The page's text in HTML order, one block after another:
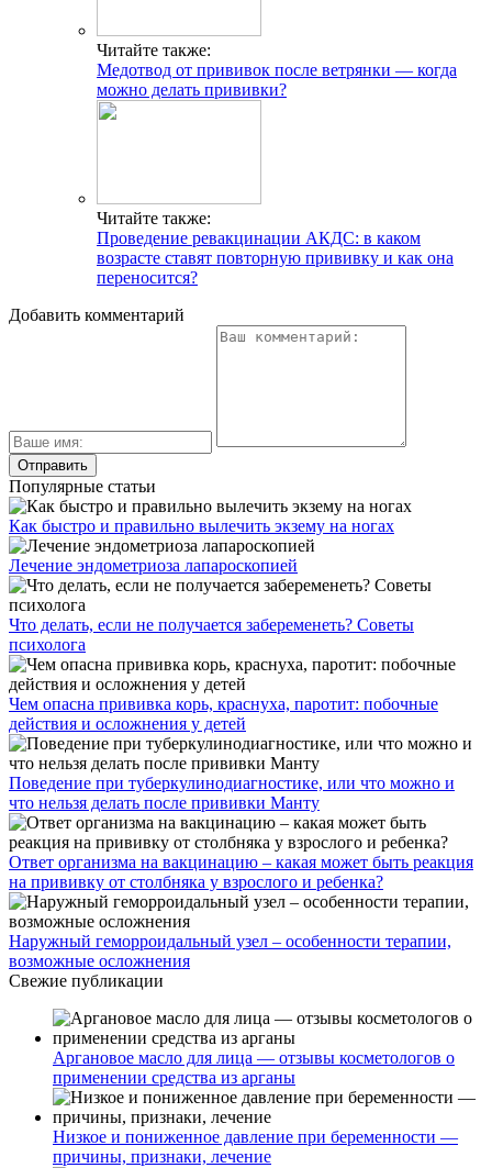
Читайте также:
Медотвод от прививок после ветрянки — когда
можно делать прививки?
Читайте также:
Проведение ревакцинации АКДС: в каком
возрасте ставят повторную прививку и как она
переносится?
Добавить комментарий
Популярные статьи
Как быстро и правильно вылечить экзему на ногах
Лечение эндометриоза лапароскопией
Что делать, если не получается забеременеть? Советы
психолога
Чем опасна прививка корь, краснуха, паротит: побочные
действия и осложнения у детей
Поведение при туберкулинодиагностике, или что можно и
что нельзя делать после прививки Манту
Ответ организма на вакцинацию – какая может быть реакция
на прививку от столбняка у взрослого и ребенка?
Наружный геморроидальный узел – особенности терапии,
возможные осложнения
Свежие публикации
Аргановое масло для лица — отзывы косметологов о
применении средства из арганы
Низкое и пониженное давление при беременности —
причины, признаки, лечение